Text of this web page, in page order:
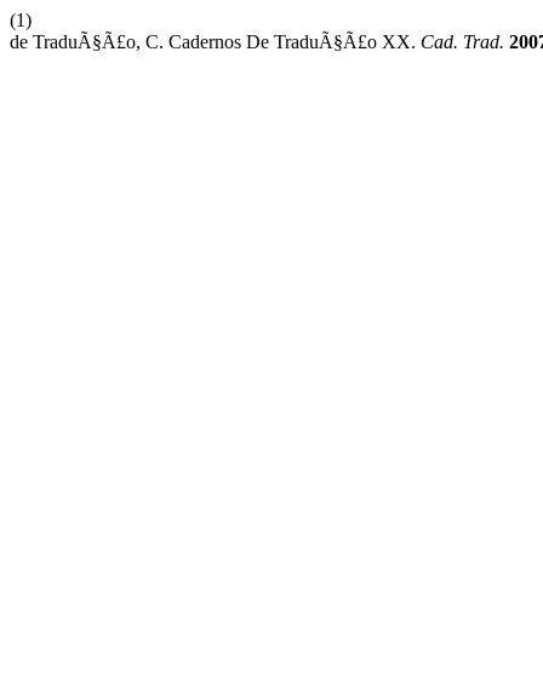
(1)
de TraduÃ§Ã£o, C. Cadernos De TraduÃ§Ã£o XX. Cad. Trad.